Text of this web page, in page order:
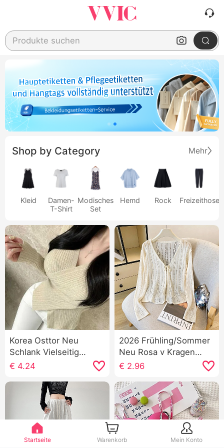
Produkte suchen
Shop by Category Mehr
Kleid
Damen-
T-Shirt
Modisches
Set
Hemd Rock Freizeithose
Korea Osttor Neu
Schlank Vielseitig
kombinierbar Sexy
Charme Zeigen Figur
Weiblichkeit Langarm
Strickpullover
€ 4.24
2026 Frühling/Sommer
Neu Rosa v Kragen
Schnürung
Strickjacke Damen
Sonnenschutz Bluse
Außerhalb Fing
Kleidung
€ 2.96
Startseite Warenkorb Mein Konto